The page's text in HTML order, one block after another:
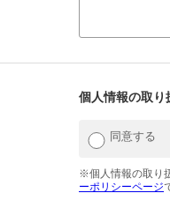
個人情報の取り
同意する
※個人情報の取り
ーポリシーページ